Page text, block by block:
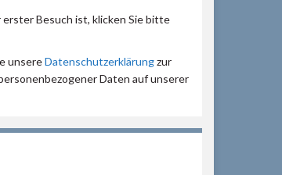
Besuch ist, klicken Sie bitte
unsereDatenschutzerklärungzur
Daten auf unserer